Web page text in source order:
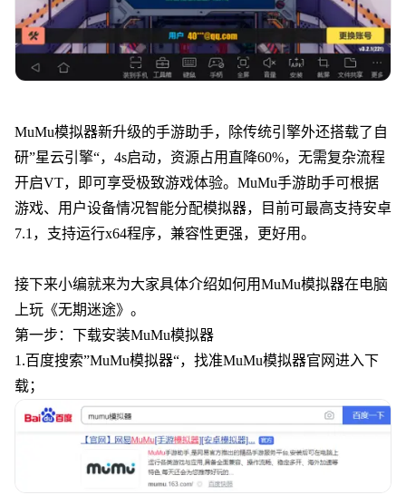
MuMu模拟器新升级的手游助手，除传统引擎外还搭载了自
研”星云引擎“，4s启动，资源占用直降60%，无需复杂流程
开启VT，即可享受极致游戏体验。MuMu手游助手可根据
游戏、用户设备情况智能分配模拟器，目前可最高支持安卓
7.1，支持运行x64程序，兼容性更强，更好用。
接下来小编就来为大家具体介绍如何用MuMu模拟器在电脑
上玩《无期迷途》。
第一步：下载安装MuMu模拟器
1.百度搜索”MuMu模拟器“，找准MuMu模拟器官网进入下
载；